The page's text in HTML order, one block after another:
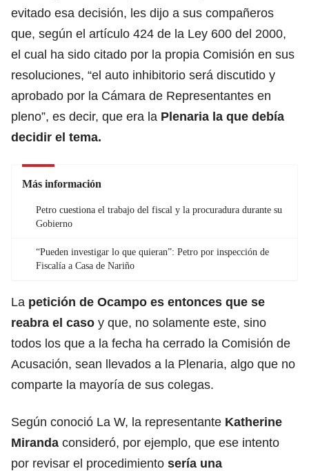
evitado esa decisión, les dijo a sus compañeros
que, según el artículo 424 de la Ley 600 del 2000,
el cual ha sido citado por la propia Comisión en sus
resoluciones, “el auto inhibitorio será discutido y
aprobado por la Cámara de Representantes en
pleno”, es decir, que era la Plenaria la que debía
decidir el tema.
Más información
Petro cuestiona el trabajo del fiscal y la procuradura durante su
Gobierno
“Pueden investigar lo que quieran”: Petro por inspección de
Fiscalía a Casa de Nariño
La petición de Ocampo es entonces que se
reabra el caso y que, no solamente este, sino
todos los que a la fecha ha cerrado la Comisión de
Acusación, sean llevados a la Plenaria, algo que no
comparte la mayoría de sus colegas.
Según conoció La W, la representante Katherine
Miranda consideró, por ejemplo, que ese intento
por revisar el procedimiento sería una